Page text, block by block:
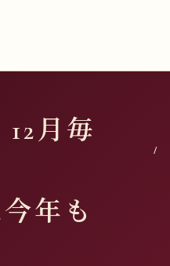
12月毎
年も